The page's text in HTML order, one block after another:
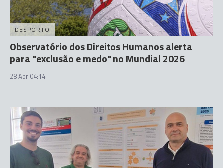
DESPORTO
Observatório dos Direitos Humanos alerta
para "exclusão e medo" no Mundial 2026
28 Abr 04:14